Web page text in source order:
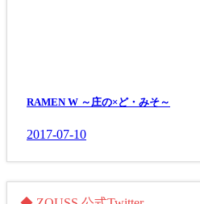
RAMEN W ～庄の×ど・みそ～
2017-07-10